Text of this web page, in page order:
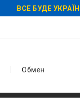
ВСЕ БУДЕ
Обмен